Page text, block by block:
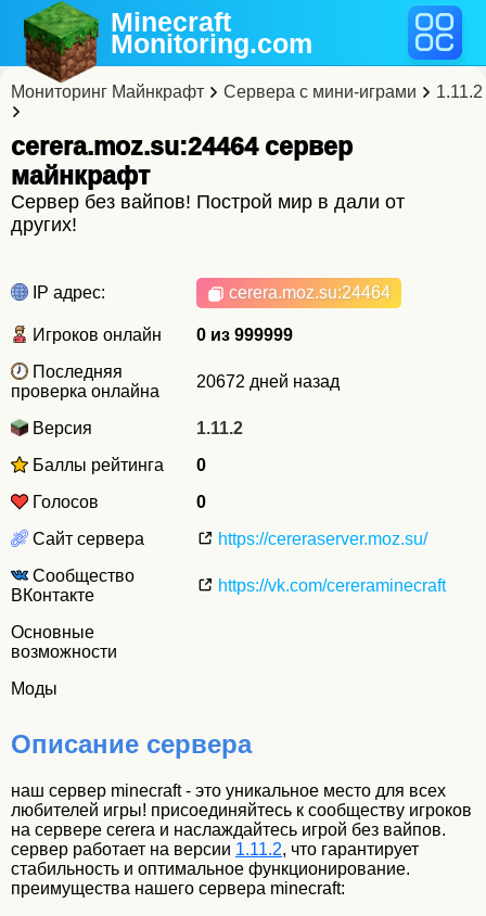
Minecraft
Monitoring.com
Мониторинг Майнкрафт Сервера с мини-играми 1.11.2
cerera.moz.su:24464 cервер
майнкрафт
Сервер без вайпов! Построй мир в дали от
других!
IP адрес: cerera.moz.su:24464
Игроков онлайн
0 из 999999
Последняя
проверка онлайна
20672 дней назад
Версия
1.11.2
Баллы рейтинга
0
Голосов
0
Сайт сервера
https://cereraserver.moz.su/
Сообщество
ВКонтакте
https://vk.com/cereraminecraft
Основные
возможности
Моды
Описание сервера
наш сервер minecraft - это уникальное место для всех
любителей игры! присоединяйтесь к сообществу игроков
на сервере cerera и наслаждайтесь игрой без вайпов.
сервер работает на версии 1.11.2, что гарантирует
стабильность и оптимальное функционирование.
преимущества нашего сервера minecraft: